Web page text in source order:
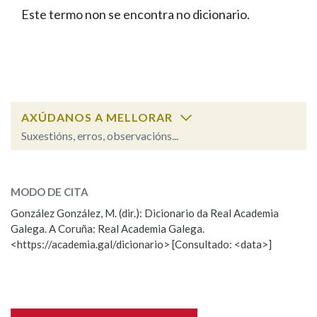
FIGURAS HOMENAXEADAS
PORTAL DAS PALABRAS
Facebook
TwitterYoutubeInstagram
Bluesky
BUSCAR NOS LEMAS
Remata por
BUSCAR NO CONTIDO
Nas definicións
Este termo non se encontra no dicionario.
AXÚDANOS A MELLORAR
Suxestións, erros, observacións...
Observación
Nome
MODO DE CITA
González González, M. (dir.): Dicionario da Real Academia
Galega. A Coruña: Real Academia Galega.
<https://academia.gal/dicionario> [Consultado: <data>]